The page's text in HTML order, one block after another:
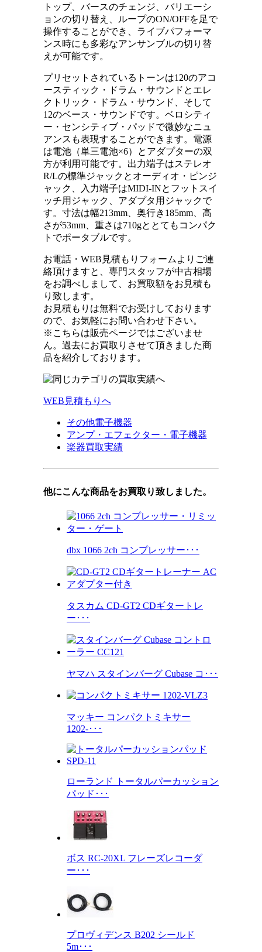
トップ、バースのチェンジ、バリエーシ
ョンの切り替え、ループのON/OFFを足で
操作することができ、ライブパフォーマ
ンス時にも多彩なアンサンブルの切り替
えが可能です。
プリセットされているトーンは120のアコ
ースティック・ドラム・サウンドとエレ
クトリック・ドラム・サウンド、そして
12のベース・サウンドです。ベロシティ
ー・センシティブ・パッドで微妙なニュ
アンスも表現することができます。電源
は電池（単三電池×6）とアダプターの双
方が利用可能です。出力端子はステレオ
R/Lの標準ジャックとオーディオ・ピンジ
ャック、入力端子はMIDI-INとフットスイ
ッチ用ジャック、アダプタ用ジャックで
す。寸法は幅213mm、奥行き185mm、高
さが53mm、重さは710gととてもコンパク
トでポータブルです。
お電話・WEB見積もりフォームよりご連
絡頂けますと、専門スタッフが中古相場
をお調べしまして、お買取額をお見積も
り致します。
お見積もりは無料でお受けしております
ので、お気軽にお問い合わせ下さい。
※こちらは販売ページではございませ
ん。過去にお買取りさせて頂きました商
品を紹介しております。
WEB見積もりへ
その他電子機器
アンプ・エフェクター・電子機器
楽器買取実績
他にこんな商品をお買取り致しました。
dbx 1066 2ch コンプレッサー･･･
タスカム CD-GT2 CDギタートレ
ー･･･
ヤマハ スタインバーグ Cubase コ･･･
マッキー コンパクトミキサー
1202-･･･
ローランド トータルパーカッション
パッド･･･
ボス RC-20XL フレーズレコーダ
ー･･･
プロヴィデンス B202 シールド
5m･･･